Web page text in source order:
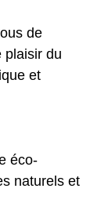
de
plaisir du
et
éco-
naturels et